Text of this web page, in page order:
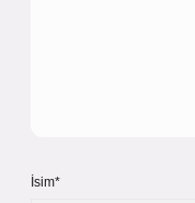
İsim*